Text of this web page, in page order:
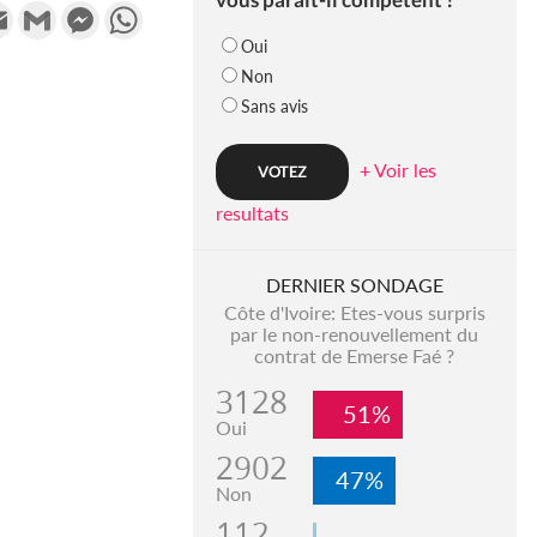
Email Gmail MessengerWhatsApp
Oui
Non
Sans avis
+ Voir les
resultats
DERNIER SONDAGE
Côte d'Ivoire: Etes-vous surpris
par le non-renouvellement du
contrat de Emerse Faé ?
3128
Oui 51%
2902
Non 47%